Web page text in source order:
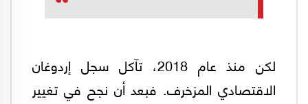
لكن منذ عام 2018، تآكل سجل إردوغان
الاقتصادي المزخرف. فبعد أن نجح في تغيير